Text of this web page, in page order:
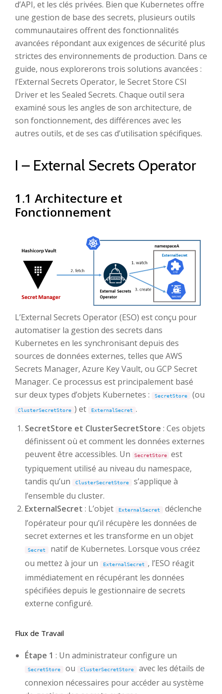
d’API, et les clés privées. Bien que Kubernetes offre
une gestion de base des secrets, plusieurs outils
communautaires offrent des fonctionnalités
avancées répondant aux exigences de sécurité plus
strictes des environnements de production. Dans ce
guide, nous explorerons trois solutions avancées :
l’External Secrets Operator, le Secret Store CSI
Driver et les Sealed Secrets. Chaque outil sera
examiné sous les angles de son architecture, de
son fonctionnement, des différences avec les
autres outils, et de ses cas d’utilisation spécifiques.
I – External Secrets Operator
1.1 Architecture et
Fonctionnement
L’External Secrets Operator (ESO) est conçu pour
automatiser la gestion des secrets dans
Kubernetes en les synchronisant depuis des
sources de données externes, telles que AWS
Secrets Manager, Azure Key Vault, ou GCP Secret
Manager. Ce processus est principalement basé
sur deux types d’objets Kubernetes :
SecretStore (ou
ClusterSecretStore ) et ExternalSecret
.
SecretStore et ClusterSecretStore : Ces objets
définissent où et comment les données externes
peuvent être accessibles. Un
SecretStore
est
typiquement utilisé au niveau du namespace,
tandis qu’un
ClusterSecretStore
s’applique à
l’ensemble du cluster.
ExternalSecret : L’objet ExternalSecret
déclenche
l’opérateur pour qu’il récupère les données de
secret externes et les transforme en un objet
Secret
natif de Kubernetes. Lorsque vous créez
ou mettez à jour un
ExternalSecret
, l’ESO réagit
immédiatement en récupérant les données
spécifiées depuis le gestionnaire de secrets
externe configuré.
Flux de Travail
Étape 1 : Un administrateur configure un
SecretStore ou ClusterSecretStore
avec les détails de
connexion nécessaires pour accéder au système